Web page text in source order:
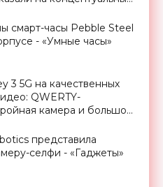
смарт-часы Pebble Steel
- «Умные часы»
3 5G на качественных
QWERTY-
камера и большой
представила
селфи - «Гаджеты»